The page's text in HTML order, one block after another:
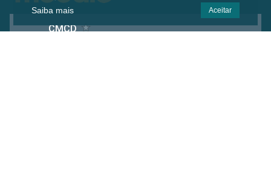
Saiba mais
Aceitar